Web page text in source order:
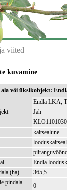
viited
kuvamine
ala või üksikobjekt:
Endla LKA,
Jah
KLO1101030
kaitsealune
Endla
(ha)
365,5
pindala
0